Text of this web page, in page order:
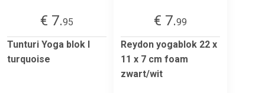
€ 7.95
Tunturi Yoga blok l
turquoise
€ 7.99
Reydon yogablok 22 x
11 x 7 cm foam
zwart/wit